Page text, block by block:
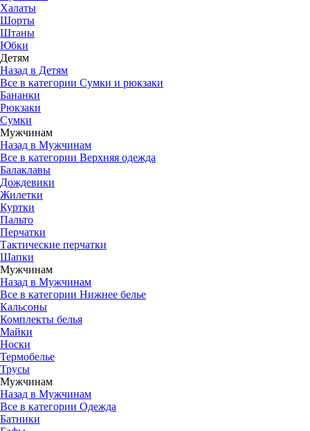
Халаты
Шорты
Штаны
Юбки
Детям
Назад в Детям
Все в категории Сумки и рюкзаки
Бананки
Рюкзаки
Сумки
Мужчинам
Назад в Мужчинам
Все в категории Верхняя одежда
Балаклавы
Дождевики
Жилетки
Куртки
Пальто
Перчатки
Тактические перчатки
Шапки
Мужчинам
Назад в Мужчинам
Все в категории Нижнее белье
Кальсоны
Комплекты белья
Майки
Носки
Термобелье
Трусы
Мужчинам
Назад в Мужчинам
Все в категории Одежда
Батники